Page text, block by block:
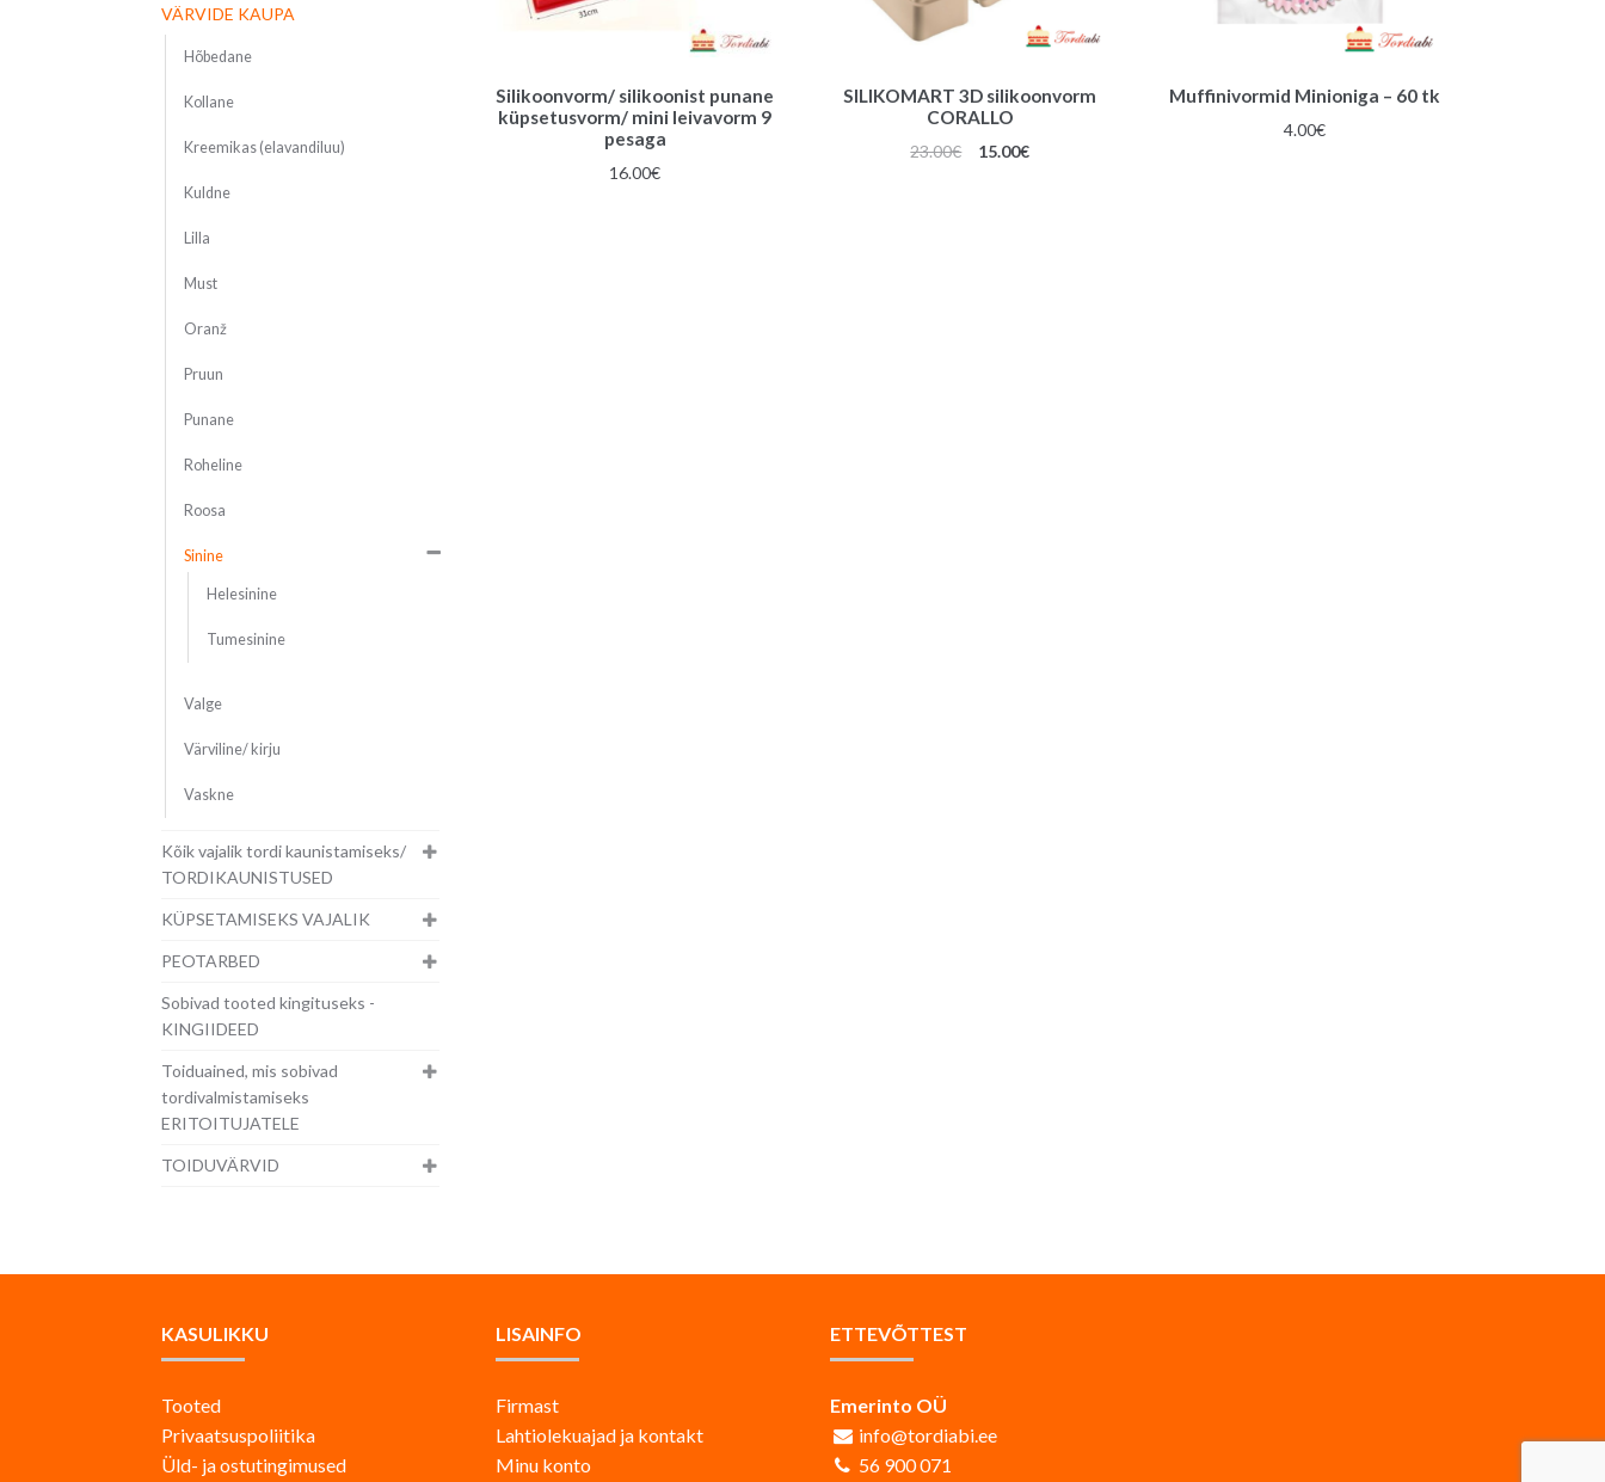
Silikoonvorm/ silikoonist punane
küpsetusvorm/ mini leivavorm 9
pesaga
16.00€
SILIKOMART 3D silikoonvorm
CORALLO
23.00€
Algne
15.00€Praegune
Muffinivormid Minioniga – 60 tk
4.00€
VÄRVIDE KAUPA
Hõbedane
Kollane
Kreemikas (elavandiluu)
Kuldne
Lilla
Must
Oranž
Pruun
Punane
Roheline
Roosa
Sinine
Helesinine
Tumesinine
Valge
Värviline/ kirju
Vaskne
Kõik vajalik tordi kaunistamiseks/
TORDIKAUNISTUSED
KÜPSETAMISEKS VAJALIK
PEOTARBED
Sobivad tooted kingituseks -
KINGIIDEED
Toiduained, mis sobivad
tordivalmistamiseks
ERITOITUJATELE
TOIDUVÄRVID
KASULIKKU
Tooted
Privaatsuspoliitika
Üld- ja ostutingimused
LISAINFO
Firmast
Lahtiolekuajad ja kontakt
Minu konto
ETTEVÕTTEST
Emerinto OÜ
info@tordiabi.ee
56 900 071